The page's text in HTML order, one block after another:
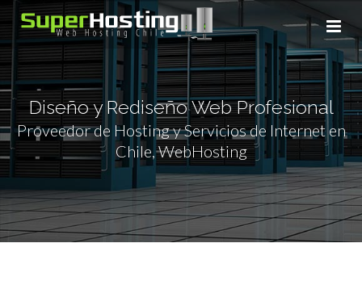
Diseño y Rediseño Web Profesional
Proveedor de Hosting y Servicios de Internet en
Chile, WebHosting